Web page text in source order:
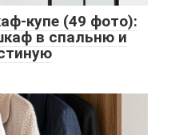
купе (49 фото):
в спальню и